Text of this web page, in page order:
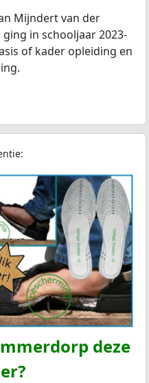
Mijndert van der
in schooljaar 2023-
of kader opleiding en
deze